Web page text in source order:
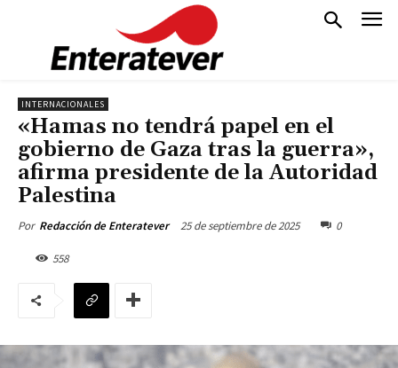
INTERNACIONALES
«Hamas no tendrá papel en el
gobierno de Gaza tras la guerra»,
afirma presidente de la Autoridad
Palestina
Por Redacción de Enteratever 25 de septiembre de 2025 0
558